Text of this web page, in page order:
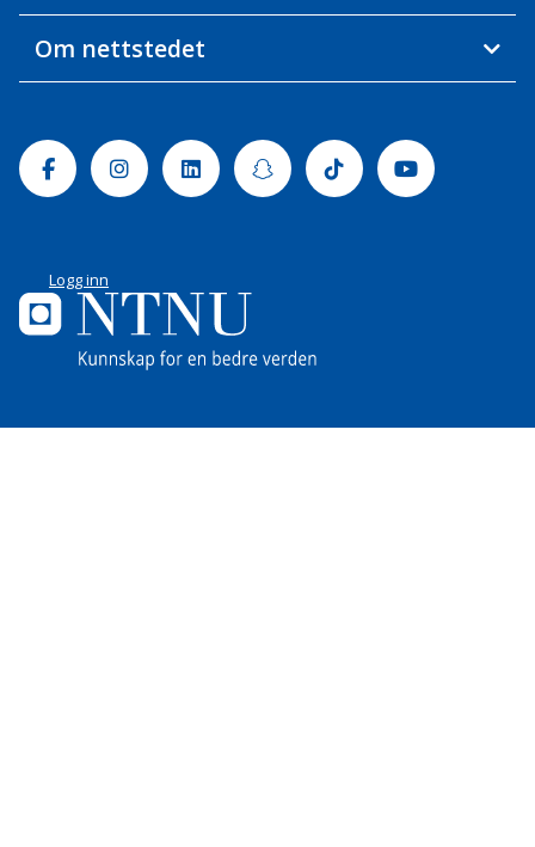
Om nettstedet
FacebookInstagramLinkedinSnapchatTiktok Youtube
Logg inn